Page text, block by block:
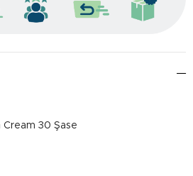
30 Şase